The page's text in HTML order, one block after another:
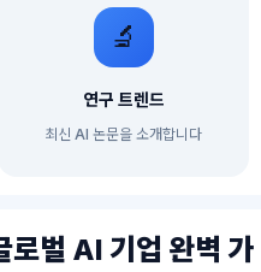
🔬
연구 트렌드
최신 AI 논문을 소개합니다
벌 AI 기업 완벽 가